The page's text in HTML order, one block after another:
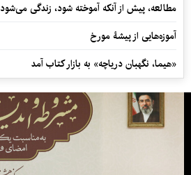
مطالعه، پیش از آنکه آموخته شود، زندگی می‌شود
آموزه‌هایی از پیشۀ مورخ
«هیما، نگهبان دریاچه» به بازار کتاب آمد